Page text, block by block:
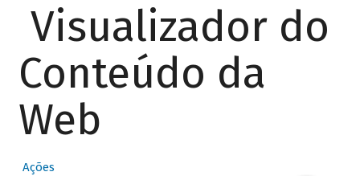
Visualizador do
Conteúdo da
Web
Ações